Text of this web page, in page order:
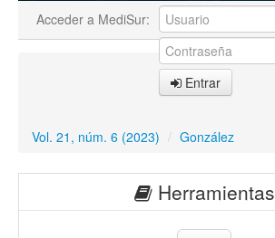
Archivos
Acceder a MediSur:
Entrar
Vol. 21, núm. 6 (2023) / González
Herramientas